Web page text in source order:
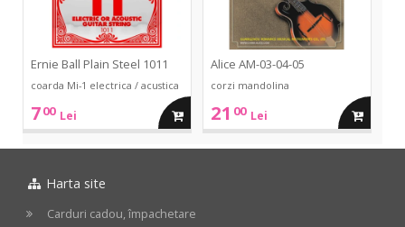
Ernie Ball Plain Steel 1011
coarda Mi-1 electrica / acustica
700 Lei adauga
in
Alice AM-03-04-05
corzi mandolina
21 00 Lei adauga
in
Harta site
Carduri cadou, împachetare